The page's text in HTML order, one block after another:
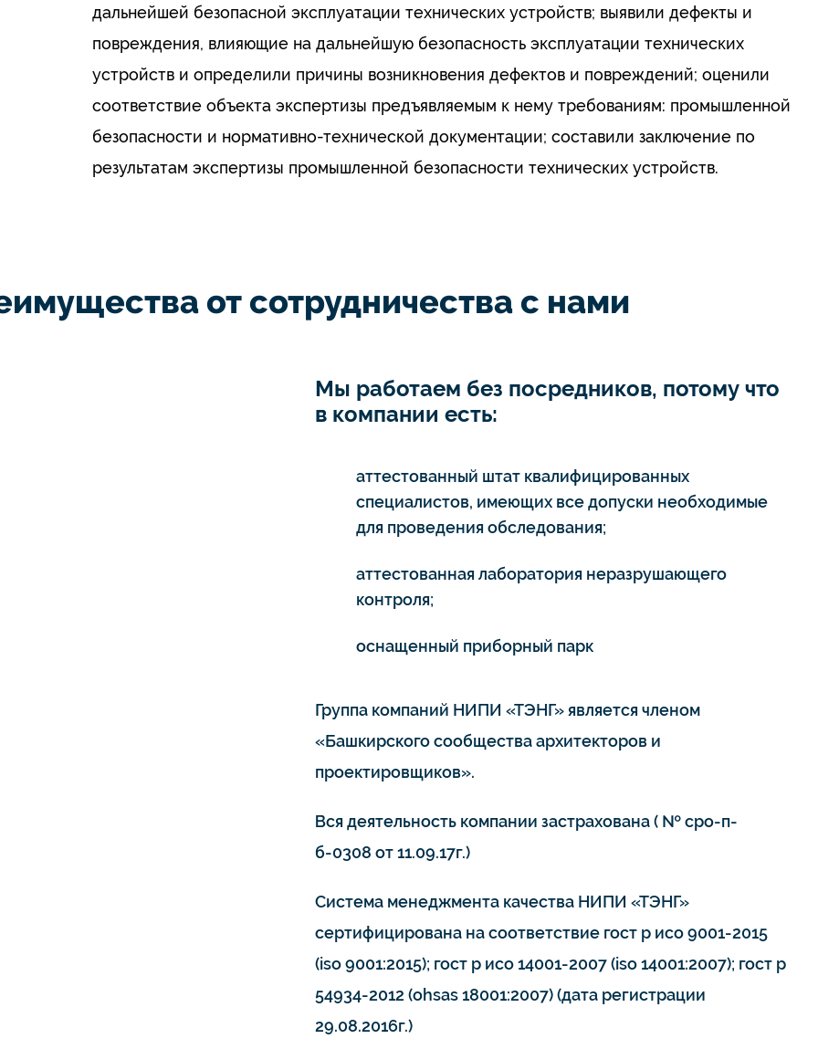
дальнейшей безопасной эксплуатации технических устройств; выявили дефекты и
повреждения, влияющие на дальнейшую безопасность эксплуатации технических
устройств и определили причины возникновения дефектов и повреждений; оценили
соответствие объекта экспертизы предъявляемым к нему требованиям: промышленной
безопасности и нормативно-технической документации; составили заключение по
результатам экспертизы промышленной безопасности технических устройств.
от сотрудничества с нами
Мы работаем без посредников, потому что
в компании есть:
аттестованный штат квалифицированных
специалистов, имеющих все допуски необходимые
для проведения обследования;
аттестованная лаборатория неразрушающего
контроля;
оснащенный приборный парк
Группа компаний НИПИ «ТЭНГ» является членом
«Башкирского сообщества архитекторов и
проектировщиков».
Вся деятельность компании застрахована ( № сро-п-
б-0308 от 11.09.17г.)
Система менеджмента качества НИПИ «ТЭНГ»
сертифицирована на соответствие гост р исо 9001-2015
(iso 9001:2015); гост р исо 14001-2007 (iso 14001:2007); гост р
54934-2012 (ohsas 18001:2007) (дата регистрации
29.08.2016г.)